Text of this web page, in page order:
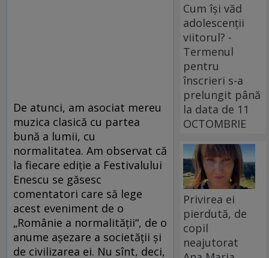
De atunci, am asociat mereu
muzica clasică cu partea
bună a lumii, cu
normalitatea. Am observat că
la fiecare ediție a Festivalului
Enescu se găsesc
comentatori care să lege
acest eveniment de o
„Românie a normalității“, de o
anume așezare a societății și
de civilizarea ei. Nu sînt, deci,
Cum își văd
adolescenții
viitorul? -
Termenul
pentru
înscrieri s-a
prelungit până
la data de 11
OCTOMBRIE
Privirea ei
pierdută, de
copil
neajutorat